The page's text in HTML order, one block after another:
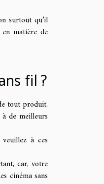
surtout qu’il
matière de
fil ?
tout produit.
de meilleurs
à ces
car, votre
cinéma sans